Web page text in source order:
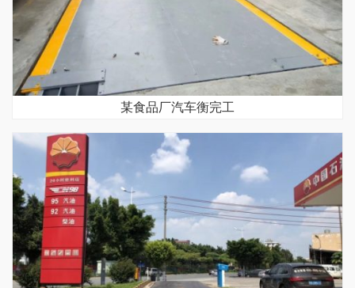
某食品厂汽车衡完工